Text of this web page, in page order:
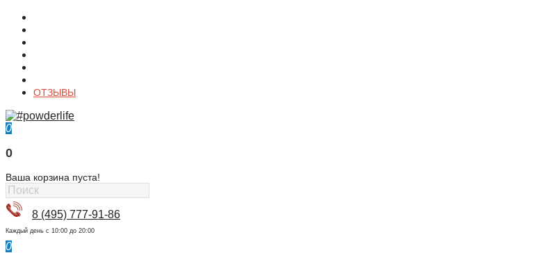
ОТЗЫВЫ
0
0
Ваша корзина пуста!
8 (495) 777-91-86
Каждый день c 10:00 до 20:00
0